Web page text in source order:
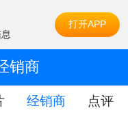
打开APP
销商
经销商 点评